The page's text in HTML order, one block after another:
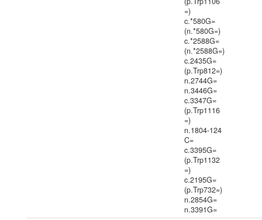
=)
c.*580G=
(n.*580G=)
c.*2588G=
(n.*2588G=)
c.2435G=
(p.Trp812=)
n.2744G=
n.3446G=
c.3347G=
(p.Trp1116
=)
n.1804-124
C=
c.3395G=
(p.Trp1132
=)
c.2195G=
(p.Trp732=)
n.2854G=
n.3391G=